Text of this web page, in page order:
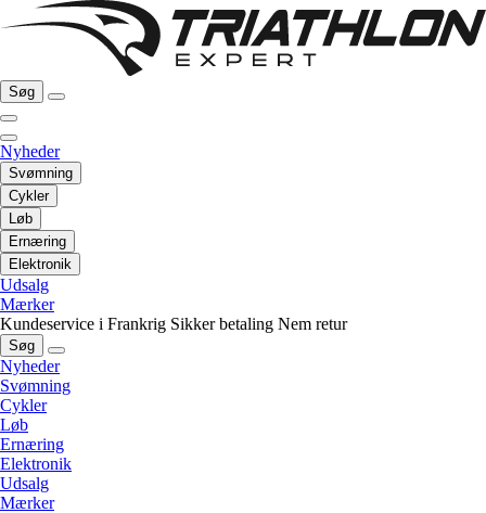
Søg
Nyheder
Svømning
Cykler
Løb
Ernæring
Elektronik
Udsalg
Mærker
Kundeservice i Frankrig Sikker betaling Nem retur
Søg
Nyheder
Svømning
Cykler
Løb
Ernæring
Elektronik
Udsalg
Mærker